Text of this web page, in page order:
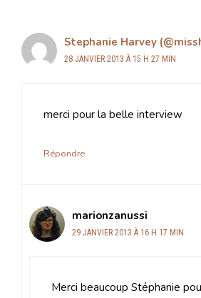
Stephanie Harvey
28 JANVIER 2013 À 15 H 27 MIN
merci pour la belle interview
Répondre
marionzanussi
29 JANVIER 2013 À 16 H 17 MIN
Merci beaucoup Stéphanie